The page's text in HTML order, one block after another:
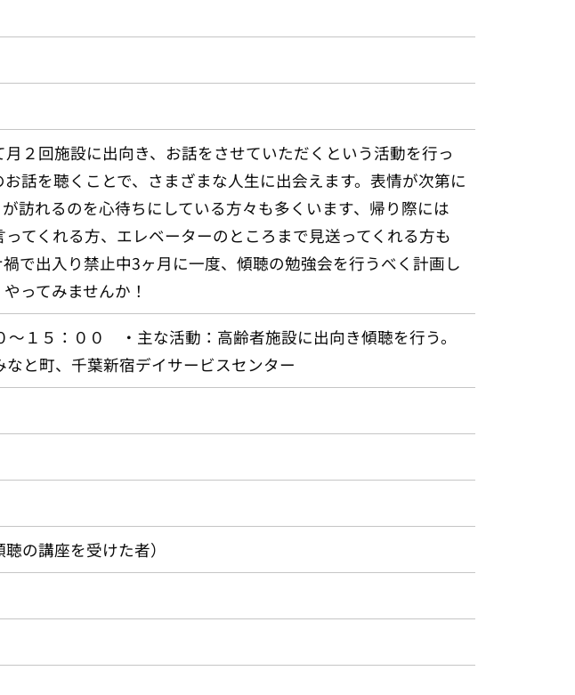
２回施設に出向き、お話をさせていただくという活動を行っ
話を聴くことで、さまざまな人生に出会えます。表情が次第に
訪れるのを心待ちにしている方々も多くいます、帰り際には
てくれる方、エレベーターのところまで見送ってくれる方も
で出入り禁止中3ヶ月に一度、傾聴の勉強会を行うべく計画し
ってみませんか！
１５：００ ・主な活動：高齢者施設に出向き傾聴を行う。
と町、千葉新宿デイサービスセンター
の講座を受けた者）